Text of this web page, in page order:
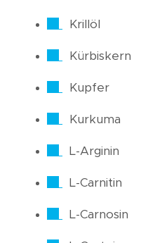
Krillöl
Kürbiskern
Kupfer
Kurkuma
L-Arginin
L-Carnitin
L-Carnosin